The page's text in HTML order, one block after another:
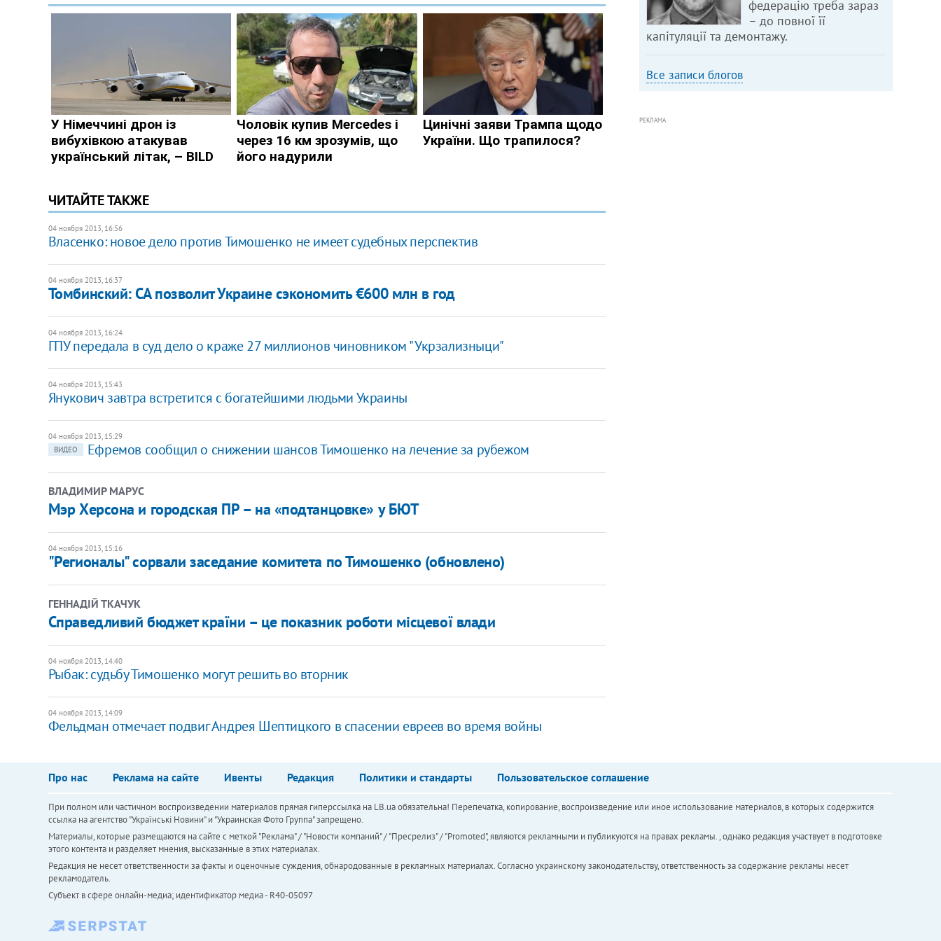
ЧИТАЙТЕ ТАКЖЕ
04 ноября 2013, 16:56
Власенко: новое дело против Тимошенко не имеет судебных перспектив
04 ноября 2013, 16:37
Томбинский: СА позволит Украине сэкономить €600 млн в год
04 ноября 2013, 16:24
ГПУ передала в суд дело о краже 27 миллионов чиновником "Укрзализныци"
04 ноября 2013, 15:43
Янукович завтра встретится с богатейшими людьми Украины
04 ноября 2013, 15:29
ВИДЕО
Ефремов сообщил о снижении шансов Тимошенко на лечение за рубежом
ВЛАДИМИР МАРУС
Мэр Херсона и городская ПР – на «подтанцовке» у БЮТ
04 ноября 2013, 15:16
"Регионалы" сорвали заседание комитета по Тимошенко (обновлено)
ГЕННАДІЙ ТКАЧУК
Справедливий бюджет країни – це показник роботи місцевої влади
04 ноября 2013, 14:40
Рыбак: судьбу Тимошенко могут решить во вторник
04 ноября 2013, 14:09
Фельдман отмечает подвиг Андрея Шептицкого в спасении евреев во время войны
федерацію треба зараз
– до повної її
капітуляції та демонтажу.
Все записи блогов
РЕКЛАМА
Про нас Реклама на сайте Ивенты Редакция Политики и стандарты Пользовательское соглашение
При полном или частичном воспроизведении материалов прямая гиперссылка на LB.ua обязательна! Перепечатка, копирование, воспроизведение или иное использование материалов, в которых содержится
ссылка на агентство "Українськi Новини" и "Украинская Фото Группа" запрещено.
Материалы, которые размещаются на сайте с меткой "Реклама" / "Новости компаний" / "Пресрелиз" / "Promoted", являются рекламными и публикуются на правах рекламы. , однако редакция участвует в подготовке
этого контента и разделяет мнения, высказанные в этих материалах.
Редакция не несет ответственности за факты и оценочные суждения, обнародованные в рекламных материалах. Согласно украинскому законодательству, ответственность за содержание рекламы несет
рекламодатель.
Субъект в сфере онлайн-медиа; идентификатор медиа - R40-05097